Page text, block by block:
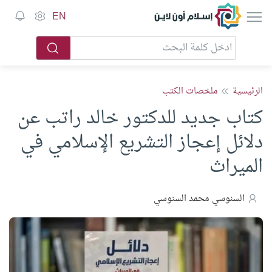
إسلام أون لاين EN
الرئيسية ملخصات الكتب
كتاب جديد للدكتور خالد راتب عن
دلائل إعجاز التشريع الإسلامي في
الميراث
السنوسي محمد السنوسي